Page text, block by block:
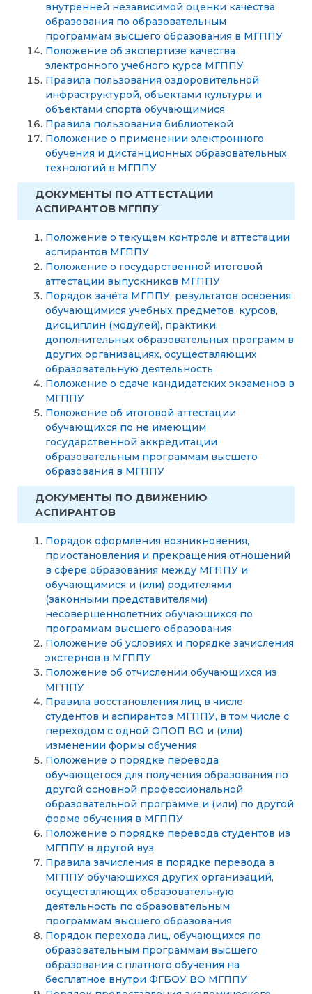
внутренней независимой оценки качества
образования по образовательным
программам высшего образования в МГППУ
Положение об экспертизе качества
электронного учебного курса МГППУ
Правила пользования оздоровительной
инфраструктурой, объектами культуры и
объектами спорта обучающимися
Правила пользования библиотекой
Положение о применении электронного
обучения и дистанционных образовательных
технологий в МГППУ
ДОКУМЕНТЫ ПО АТТЕСТАЦИИ
АСПИРАНТОВ МГППУ
Положение о текущем контроле и аттестации
аспирантов МГППУ
Положение о государственной итоговой
аттестации выпускников МГППУ
Порядок зачёта МГППУ, результатов освоения
обучающимися учебных предметов, курсов,
дисциплин (модулей), практики,
дополнительных образовательных программ в
других организациях, осуществляющих
образовательную деятельность
Положение о сдаче кандидатских экзаменов в
МГППУ
Положение об итоговой аттестации
обучающихся по не имеющим
государственной аккредитации
образовательным программам высшего
образования в МГППУ
ДОКУМЕНТЫ ПО ДВИЖЕНИЮ
АСПИРАНТОВ
Порядок оформления возникновения,
приостановления и прекращения отношений
в сфере образования между МГППУ и
обучающимися и (или) родителями
(законными представителями)
несовершеннолетних обучающихся по
программам высшего образования
Положение об условиях и порядке зачисления
экстернов в МГППУ
Положение об отчислении обучающихся из
МГППУ
Правила восстановления лиц в числе
студентов и аспирантов МГППУ, в том числе с
переходом с одной ОПОП ВО и (или)
изменении формы обучения
Положение о порядке перевода
обучающегося для получения образования по
другой основной профессиональной
образовательной программе и (или) по другой
форме обучения в МГППУ
Положение о порядке перевода студентов из
МГППУ в другой вуз
Правила зачисления в порядке перевода в
МГППУ обучающихся других организаций,
осуществляющих образовательную
деятельность по образовательным
программам высшего образования
Порядок перехода лиц, обучающихся по
образовательным программам высшего
образования с платного обучения на
бесплатное внутри ФГБОУ ВО МГППУ